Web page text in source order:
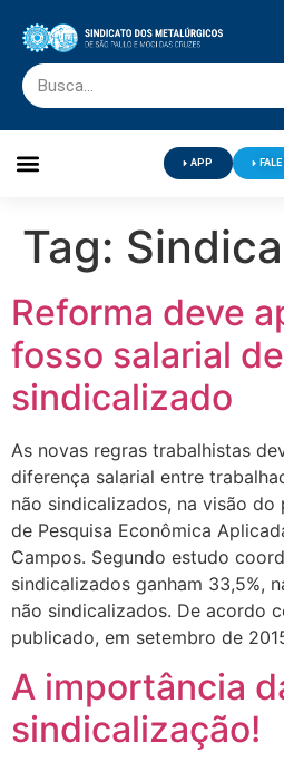
APP
Tag:
Reforma deve
fosso salarial
sindicalizado
As novas regras trabalhistas
diferença salarial entre
não sindicalizados, na visão
de Pesquisa Econômica
Campos. Segundo estudo
sindicalizados ganham 33,5%,
não sindicalizados. De acordo
publicado, em setembro de
A importância
sindicalização!